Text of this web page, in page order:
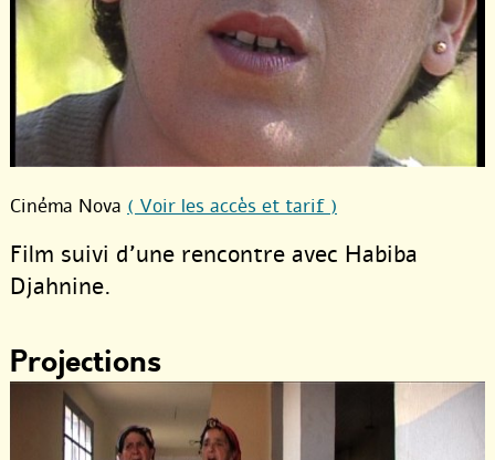
Cinéma Nova ( Voir les accès et tarif )
Film suivi d’une rencontre avec Habiba
Djahnine.
Projections